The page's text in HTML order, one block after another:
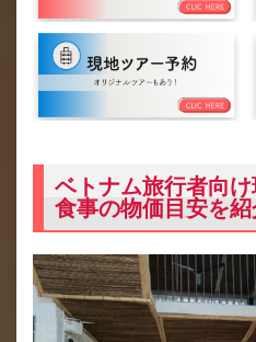
ベトナム旅行者向け
食事の物価目安を紹